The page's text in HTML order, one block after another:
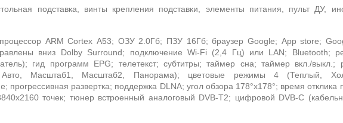
подставка, винты крепления подставки, элементы питания, пульт ДУ,
процессор ARM Cortex A53; ОЗУ 2.0Гб; ПЗУ 16Гб; браузер Google; App store;
вниз Dolby Surround; подключение Wi-Fi(2,4 Гц) или LAN; Bluetooth;
гид программ EPG; телетекст; субтитры; таймер сна; таймер вкл./выкл.;
Масштаб1, Масштаб2, Панорама); цветовые режимы 4 (Теплый,
развертка; поддержка DLNA; угол обзора 178°х178°; время
точек; тюнер встроенный аналоговый DVB-T2; цифровой DVB-C